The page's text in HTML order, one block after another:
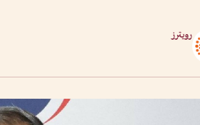
رويترز